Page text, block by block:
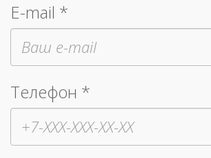
E-mail *
Телефон *